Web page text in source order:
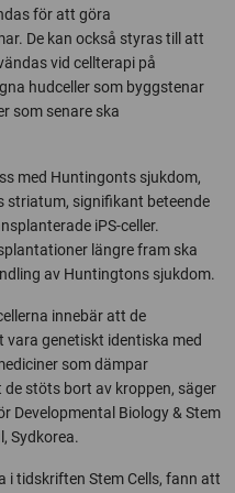
för att göra
De kan också styras till att
vid cellterapi på
hudceller som byggstenar
som senare ska
med Huntingonts sjukdom,
striatum, signifikant beteende
iPS-celler.
längre fram ska
av Huntingtons sjukdom.
innebär att de
genetiskt identiska med
som dämpar
stöts bort av kroppen, säger
Developmental Biology & Stem
Sydkorea.
i tidskriften Stem Cells, fann att